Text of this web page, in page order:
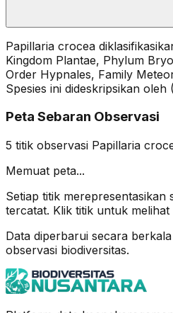
Papillaria crocea
Kingdom Plantae, Phylum
Order Hypnales, Family
Spesies ini dideskripsikan oleh
Peta Sebaran Observasi
5 titik observasi Papillaria
Memuat peta...
Setiap titik merepresentasikan
tercatat. Klik titik untuk melihat
Data diperbarui secara
observasi biodiversitas.